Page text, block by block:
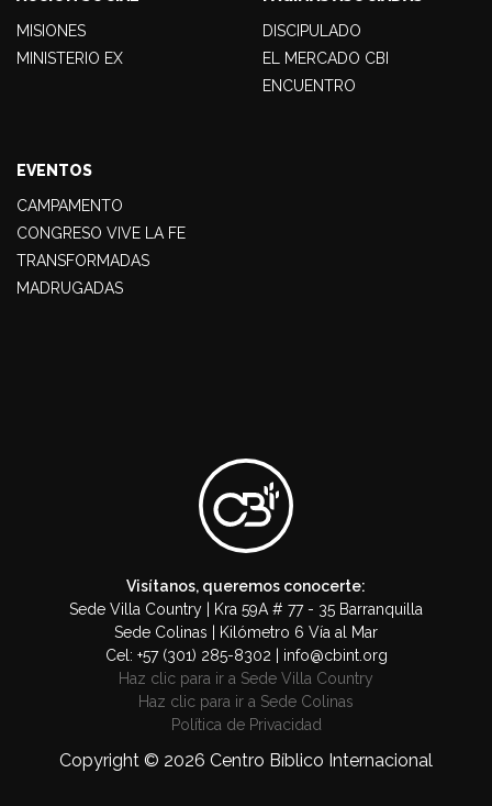
MISIONES
MINISTERIO EX
EVENTOS
CAMPAMENTO
CONGRESO VIVE LA FE
TRANSFORMADAS
MADRUGADAS
DISCIPULADO
EL MERCADO CBI
ENCUENTRO
Visítanos, queremos conocerte:
Sede Villa Country | Kra 59A # 77 - 35 Barranquilla
Sede Colinas | Kilómetro 6 Vía al Mar
Cel: +57 (301) 285-8302 | info@cbint.org
Haz clic para ir a Sede Villa Country
Haz clic para ir a Sede Colinas
Política de Privacidad
Copyright © 2026 Centro Bíblico Internacional